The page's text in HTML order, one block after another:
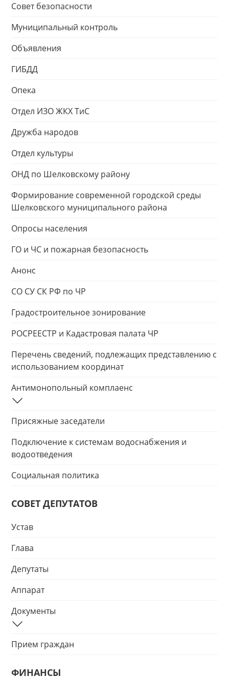
Совет безопасности
Муниципальный контроль
Объявления
ГИБДД
Опека
Отдел ИЗО ЖКХ ТиС
Дружба народов
Отдел культуры
ОНД по Шелковскому району
Формирование современной городской среды
Шелковского муниципального района
Опросы населения
ГО и ЧС и пожарная безопасность
Анонс
СО СУ СК РФ по ЧР
Градостроительное зонирование
РОСРЕЕСТР и Кадастровая палата ЧР
Перечень сведений, подлежащих представлению с
использованием координат
Антимонопольный комплаенс
Присяжные заседатели
Подключение к системам водоснабжения и
водоотведения
Социальная политика
СОВЕТ ДЕПУТАТОВ
Устав
Глава
Депутаты
Аппарат
Документы
Прием граждан
ФИНАНСЫ